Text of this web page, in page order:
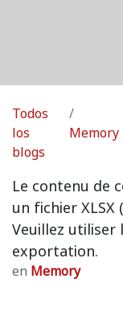
Todos
los
blogs
Memory
Le contenu de
un fichier XLSX
Veuillez utiliser
exportation.
en Memory